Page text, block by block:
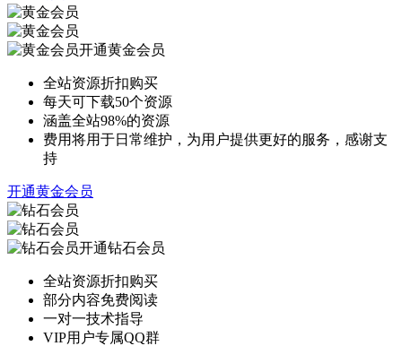
开通黄金会员
全站资源折扣购买
每天可下载50个资源
涵盖全站98%的资源
费用将用于日常维护，为用户提供更好的服务，感谢支
持
开通黄金会员
开通钻石会员
全站资源折扣购买
部分内容免费阅读
一对一技术指导
VIP用户专属QQ群